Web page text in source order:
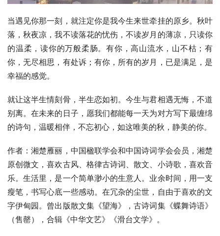
当遇见你那一刻，就注定你是我今生来世牵挂的原乡。秋叶
落，秋夜凉，我不读落花的忧伤，不读岁月的薄凉，只读你
的温柔，读你的万般柔肠。有你，高山流水，山不枯；有
你，无尽相思，有处诉；有你，所有的岁月，已是满足，是
幸福的感觉。
就让这半生情刻骨，半生恋如初。今生与君相遇无悔，不道
别离。在未来的日子，愿我们都能每一天为对方写下最缠绵
的诗句，温暖相伴，不忘初心，如这唯美的秋，静美的你。
作者：湘楚雁丽，中国楹联学会和中国诗词学会会员，湘楚
原创微文，喜欢古风、格律古诗词、散文、小诗歌，喜欢音
乐。生活里，是一个简单渺小的生意人。业余时间，用一支
瘦笔，书写心底一些感动。在冗杂的尘世，自由于喜欢的文
字伊甸园。曾出版散文集《望海》，古诗词集《蝶舞诗语》
（售罄），合辑《中华文艺》《滑台文学》。